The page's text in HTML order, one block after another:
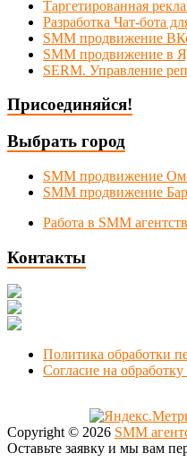
Таргетированная
Разработка Чат-бота
SMM продвижение
SMM продвижение в
SERM. Управление
Присоединяйся!
Выбрать город
SMM продвижение
SMM продвижение
Работа в SMM
Контакты
Политика обработки
Согласие на
Copyright © 2026 SMM
Оставьте заявку и мы вам